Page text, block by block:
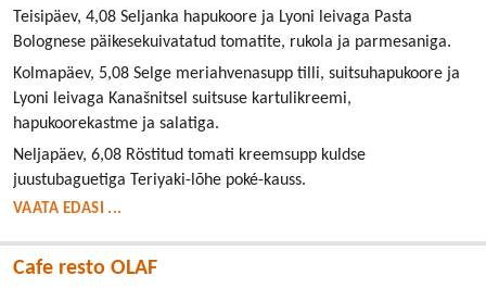
Teisipäev, 4,08 Seljanka hapukoore ja Lyoni leivaga Pasta
Bolognese päikesekuivatatud tomatite, rukola ja parmesaniga.
Kolmapäev, 5,08 Selge meriahvenasupp tilli, suitsuhapukoore ja
Lyoni leivaga Kanašnitsel suitsuse kartulikreemi,
hapukoorekastme ja salatiga.
Neljapäev, 6,08 Röstitud tomati kreemsupp kuldse
juustubaguetiga Teriyaki-lõhe poké-kauss.
VAATA EDASI ...
Cafe resto OLAF